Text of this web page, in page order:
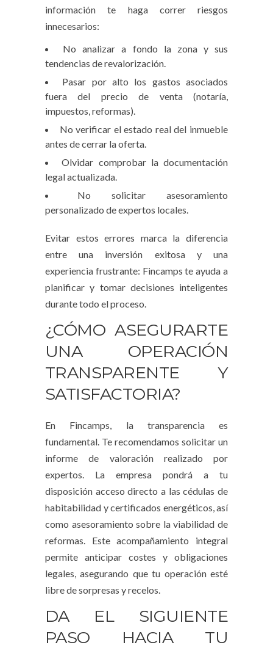
información te haga correr riesgos
innecesarios:
No analizar a fondo la zona y sus
tendencias de revalorización.
Pasar por alto los gastos asociados
fuera del precio de venta (notaría,
impuestos, reformas).
No verificar el estado real del inmueble
antes de cerrar la oferta.
Olvidar comprobar la documentación
legal actualizada.
No solicitar asesoramiento
personalizado de expertos locales.
Evitar estos errores marca la diferencia
entre una inversión exitosa y una
experiencia frustrante: Fincamps te ayuda a
planificar y tomar decisiones inteligentes
durante todo el proceso.
¿CÓMO ASEGURARTE
UNA OPERACIÓN
TRANSPARENTE Y
SATISFACTORIA?
En Fincamps, la transparencia es
fundamental. Te recomendamos solicitar un
informe de valoración realizado por
expertos. La empresa pondrá a tu
disposición acceso directo a las cédulas de
habitabilidad y certificados energéticos, así
como asesoramiento sobre la viabilidad de
reformas. Este acompañamiento integral
permite anticipar costes y obligaciones
legales, asegurando que tu operación esté
libre de sorpresas y recelos.
DA EL SIGUIENTE
PASO HACIA TU